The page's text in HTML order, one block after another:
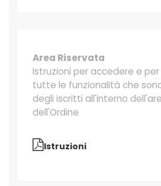
Area Riservata
Istruzioni per accedere e
tutte le funzionalità che
degli iscritti all'interno
dell'Ordine
Istruzioni